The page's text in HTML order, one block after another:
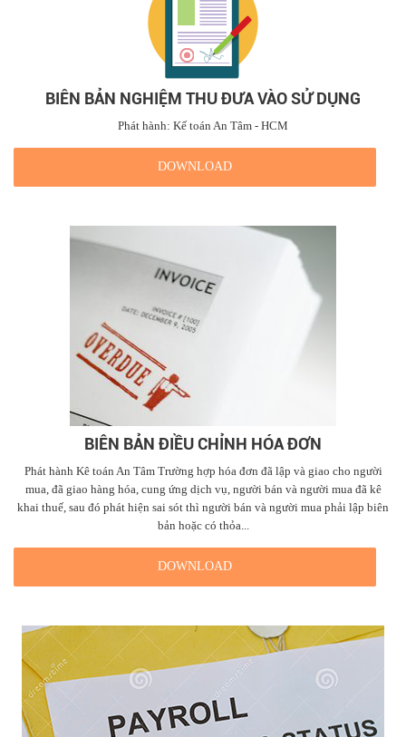
BIÊN BẢN NGHIỆM THU ĐƯA VÀO SỬ DỤNG
Phát hành: Kế toán An Tâm - HCM
DOWNLOAD
BIÊN BẢN ĐIỀU CHỈNH HÓA ĐƠN
Phát hành Kê toán An Tâm Trường hợp hóa đơn đã lập và giao cho người
mua, đã giao hàng hóa, cung ứng dịch vụ, người bán và người mua đã kê
khai thuế, sau đó phát hiện sai sót thì người bán và người mua phải lập biên
bản hoặc có thỏa...
DOWNLOAD